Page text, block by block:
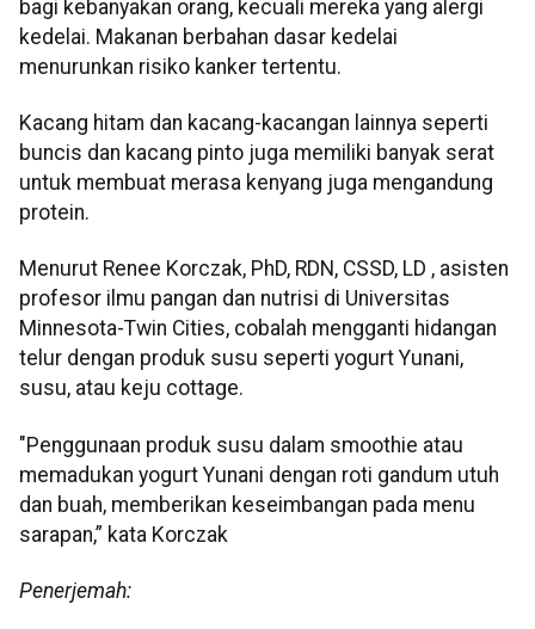
bagi kebanyakan orang, kecuali mereka yang alergi
kedelai. Makanan berbahan dasar kedelai
menurunkan risiko kanker tertentu.
Kacang hitam dan kacang-kacangan lainnya seperti
buncis dan kacang pinto juga memiliki banyak serat
untuk membuat merasa kenyang juga mengandung
protein.
Menurut Renee Korczak, PhD, RDN, CSSD, LD , asisten
profesor ilmu pangan dan nutrisi di Universitas
Minnesota-Twin Cities, cobalah mengganti hidangan
telur dengan produk susu seperti yogurt Yunani,
susu, atau keju cottage.
"Penggunaan produk susu dalam smoothie atau
memadukan yogurt Yunani dengan roti gandum utuh
dan buah, memberikan keseimbangan pada menu
sarapan,” kata Korczak
Penerjemah: